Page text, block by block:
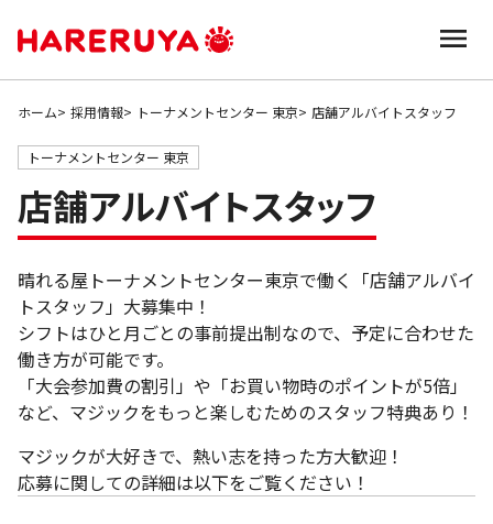
ホーム 採用情報 トーナメントセンター 東京 店舗アルバイトスタッフ
トーナメントセンター 東京
店舗アルバイトスタッフ
晴れる屋トーナメントセンター東京で働く「店舗アルバイ
トスタッフ」大募集中！
シフトはひと月ごとの事前提出制なので、予定に合わせた
働き方が可能です。
「大会参加費の割引」や「お買い物時のポイントが5倍」
など、マジックをもっと楽しむためのスタッフ特典あり！
マジックが大好きで、熱い志を持った方大歓迎！
応募に関しての詳細は以下をご覧ください！